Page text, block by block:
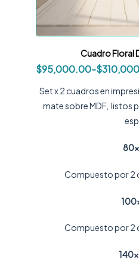
Cuadro Floral
$95,000.00-$
Set x 2 cuadros en
mate sobre MDF, listos
Compuesto por 2
Compuesto por 2